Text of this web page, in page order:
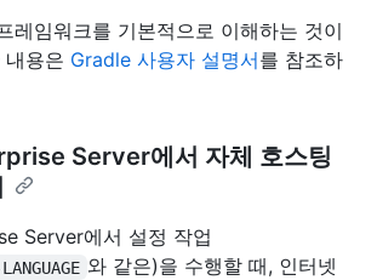
레임워크를 기본적으로 이해하는 것이
내용은 Gradle 사용자 설명서를 참조하
Server에서 자체 호스팅
Server에서 설정 작업
와 같은)을 수행할 때, 인터넷